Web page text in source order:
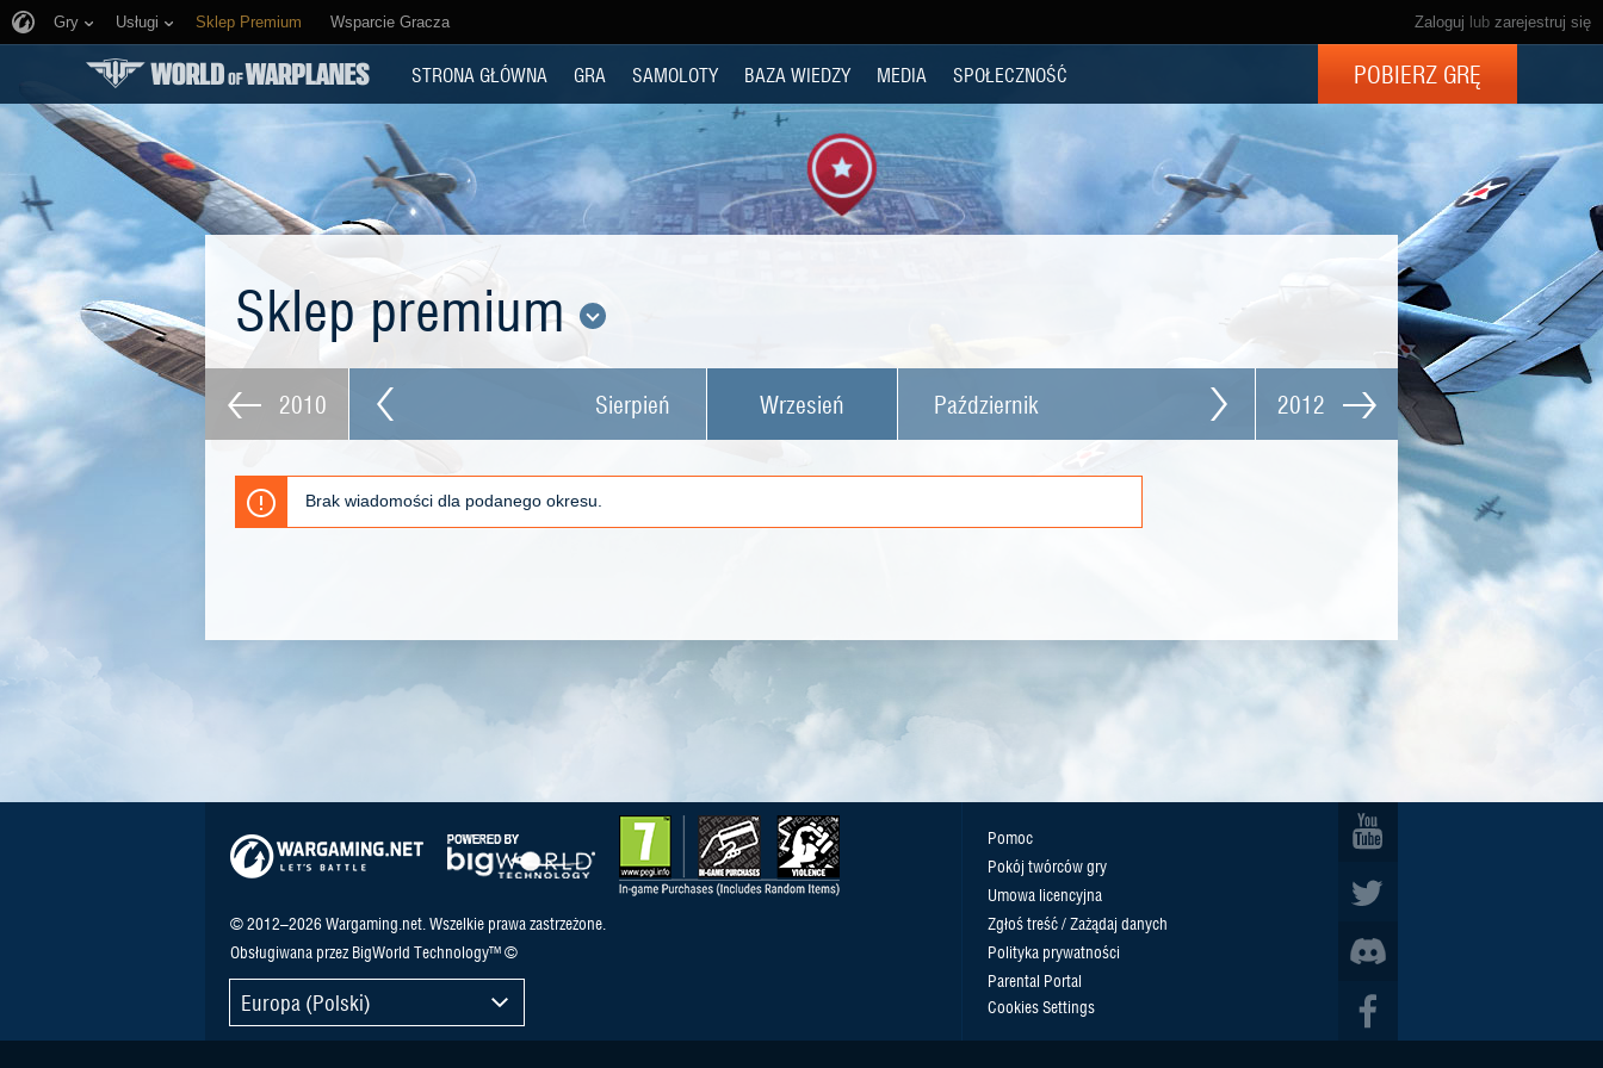
Zaloguj lub zarejestruj się
Gry Usługi Sklep Premium Wsparcie Gracza
STRONA GŁÓWNA GRA SAMOLOTY BAZA WIEDZY MEDIA SPOŁECZNOŚĆ POBIERZ GRĘ
Sklep premium
2010 Sierpień Wrzesień Październik 2012
Brak wiadomości dla podanego okresu.
© 2012–2026 Wargaming.net. Wszelkie prawa zastrzeżone.
Obsługiwana przez BigWorld Technology™ ©
Europa (Polski)
Pomoc
Pokój twórców gry
Umowa licencyjna
Zgłoś treść / Zażądaj danych
Polityka prywatności
Parental Portal
Cookies Settings